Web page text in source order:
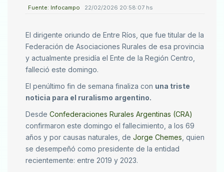
Fuente: Infocampo 22/02/2026 20:58:07 hs
El dirigente oriundo de Entre Ríos, que fue titular de la
Federación de Asociaciones Rurales de esa provincia
y actualmente presidía el Ente de la Región Centro,
falleció este domingo.
El penúltimo fin de semana finaliza con una triste
noticia para el ruralismo argentino.
Desde Confederaciones Rurales Argentinas (CRA)
confirmaron este domingo el fallecimiento, a los 69
años y por causas naturales, de Jorge Chemes , quien
se desempeñó como presidente de la entidad
recientemente: entre 2019 y 2023.